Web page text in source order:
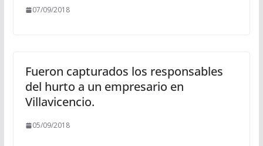
07/09/2018
Fueron capturados los responsables
del hurto a un empresario en
Villavicencio.
05/09/2018